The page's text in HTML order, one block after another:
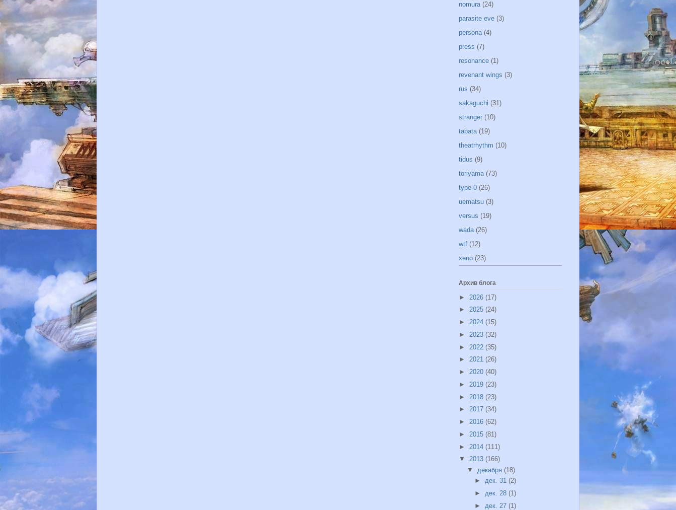
nomura (24)
parasite eve (3)
persona (4)
press (7)
resonance (1)
revenant wings (3)
rus (34)
sakaguchi (31)
stranger (10)
tabata (19)
theatrhythm (10)
tidus (9)
toriyama (73)
type-0 (26)
uematsu (3)
versus (19)
wada (26)
wtf (12)
xeno (23)
Архив блога
► 2026 (17)
► 2025 (24)
► 2024 (15)
► 2023 (32)
► 2022 (35)
► 2021 (26)
► 2020 (40)
► 2019 (23)
► 2018 (23)
► 2017 (34)
► 2016 (62)
► 2015 (81)
► 2014 (111)
▼ 2013 (166)
▼ декабря (18)
►дек. 31(2)
►дек. 28(1)
► дек. 27(1)